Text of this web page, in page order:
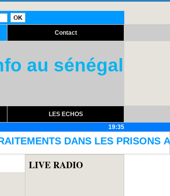
Contact
au sénégal
LES ECHOS
19:35
LES PRISONS AVEC
LIVE RADIO